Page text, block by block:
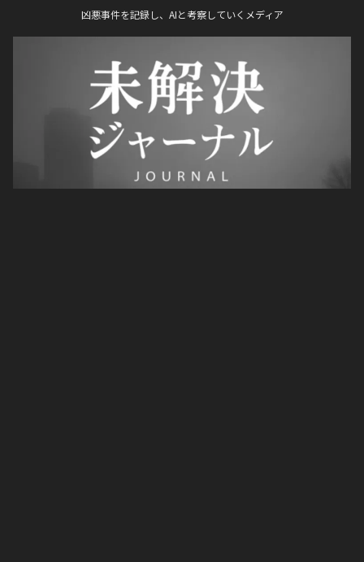
凶悪事件を記録し、AIと考察していくメディア